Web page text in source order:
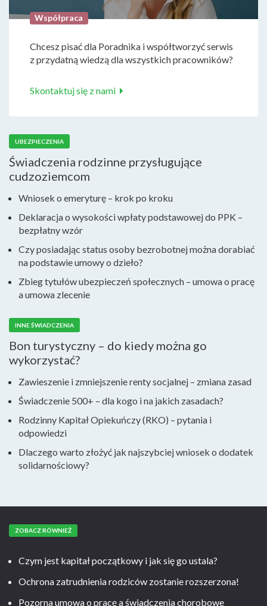
Współpraca
Chcesz pisać dla Poradnika i współtworzyć serwis
z przydatną wiedzą dla wszystkich pracowników?
Skontaktuj się z nami
UBEZPIECZENIA
Świadczenia rodzinne przysługujące
cudzoziemcom
Wniosek o emeryturę – krok po kroku
Deklaracja o wysokości wpłaty podstawowej do PPK –
bezpłatny wzór
Czy posiadając status osoby bezrobotnej można dorabiać
na podstawie umowy o dzieło?
Zbieg tytułów ubezpieczeń społecznych – umowa o pracę
a umowa zlecenie
INNE ŚWIADCZENIA
Bon turystyczny – do kiedy można go
wykorzystać?
Zawieszenie i zmniejszenie renty socjalnej – zmiana zasad
Świadczenie 500+ – dla kogo i na jakich zasadach?
Rodzinny Kapitał Opiekuńczy (RKO) – pytania i
odpowiedzi
Dlaczego warto złożyć jak najszybciej wniosek o dodatek
solidarnościowy?
ZOBACZ RÓWNIEŻ
Czym jest kapitał początkowy i jak się go ustala?
Ochrona zatrudnienia rodziców zostanie rozszerzona!
Pozorna umowa o pracę a świadczenia chorobowe